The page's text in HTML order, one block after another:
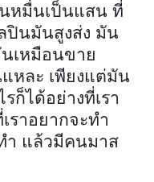
หมื่นเป็นแสน ที่
ปินมันสูงส่ง มัน
เหมือนขาย
หละ เพียงแต่มัน
ก็ได้อย่างที่เรา
ราอยากจะทำ
ำ แล้วมีคนมาส